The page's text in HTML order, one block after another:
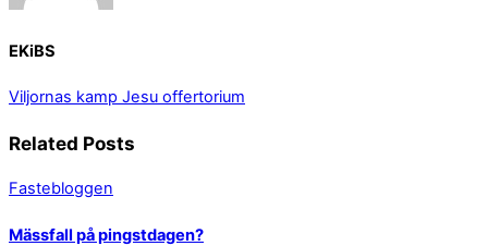
EKiBS
Viljornas kamp Jesu offertorium
Related Posts
Fastebloggen
Mässfall på pingstdagen?